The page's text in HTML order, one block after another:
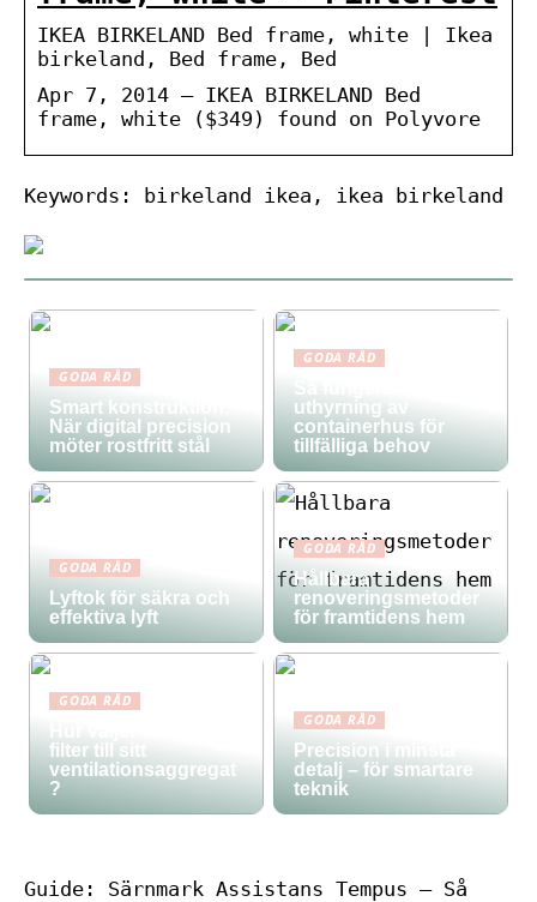
IKEA BIRKELAND Bed frame, white | Ikea
birkeland, Bed frame, Bed
Apr 7, 2014 – IKEA BIRKELAND Bed
frame, white ($349) found on Polyvore
Keywords: birkeland ikea, ikea birkeland
GODA RÅD
Smart konstruktion:
När digital precision
möter rostfritt stål
GODA RÅD
uthyrning av
containerhus för
tillfälliga behov
GODA RÅD
Lyftok för säkra och
effektiva lyft
GODA RÅD
Hållbara
renoveringsmetoder
för framtidens hem
GODA RÅD
filter till sitt
ventilationsaggregat
?
GODA RÅD
Precision i minsta
detalj – för smartare
teknik
Guide: Särnmark Assistans Tempus – Så